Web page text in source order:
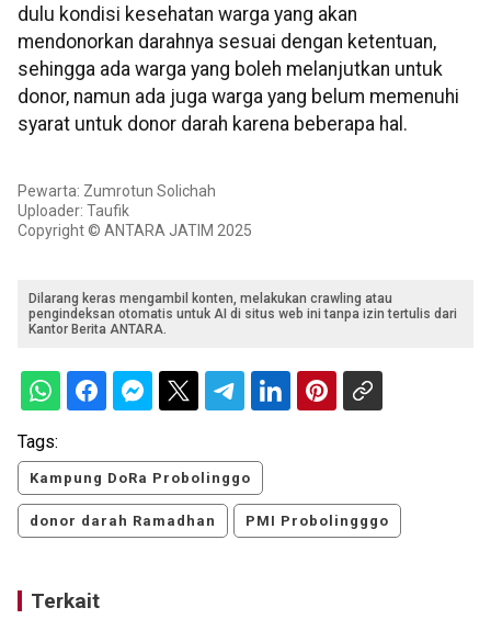
dulu kondisi kesehatan warga yang akan
mendonorkan darahnya sesuai dengan ketentuan,
sehingga ada warga yang boleh melanjutkan untuk
donor, namun ada juga warga yang belum memenuhi
syarat untuk donor darah karena beberapa hal.
Pewarta: Zumrotun Solichah
Uploader: Taufik
Copyright © ANTARA JATIM 2025
Dilarang keras mengambil konten, melakukan crawling atau
pengindeksan otomatis untuk AI di situs web ini tanpa izin tertulis dari
Kantor Berita ANTARA.
Tags:
Kampung DoRa Probolinggo
donor darah Ramadhan PMI Probolingggo
Terkait